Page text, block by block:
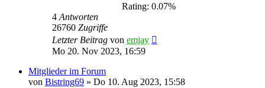
Rating: 0.07%
4 Antworten
26760 Zugriffe
Letzter Beitrag von emjay
Mo 20. Nov 2023, 16:59
Mitglieder im Forum
von Bistring69 » Do 10. Aug 2023, 15:58